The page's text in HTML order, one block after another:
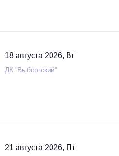
18 августа 2026, Вт
ДК "Выборгский"
21 августа 2026, Пт